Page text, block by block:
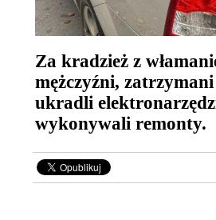
Za kradzież z
mężczyźni,
ukradli
wykonywali remonty.